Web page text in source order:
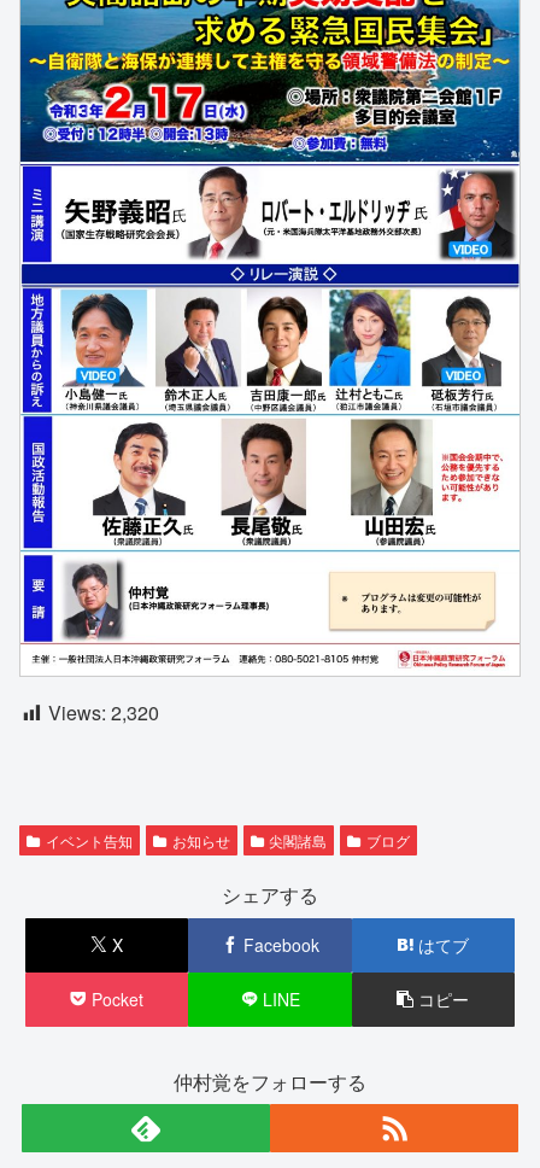
Views: 2,320
イベント告知 お知らせ 尖閣諸島 ブログ
シェアする
X Facebook はてブ
Pocket LINE コピー
仲村覚をフォローする